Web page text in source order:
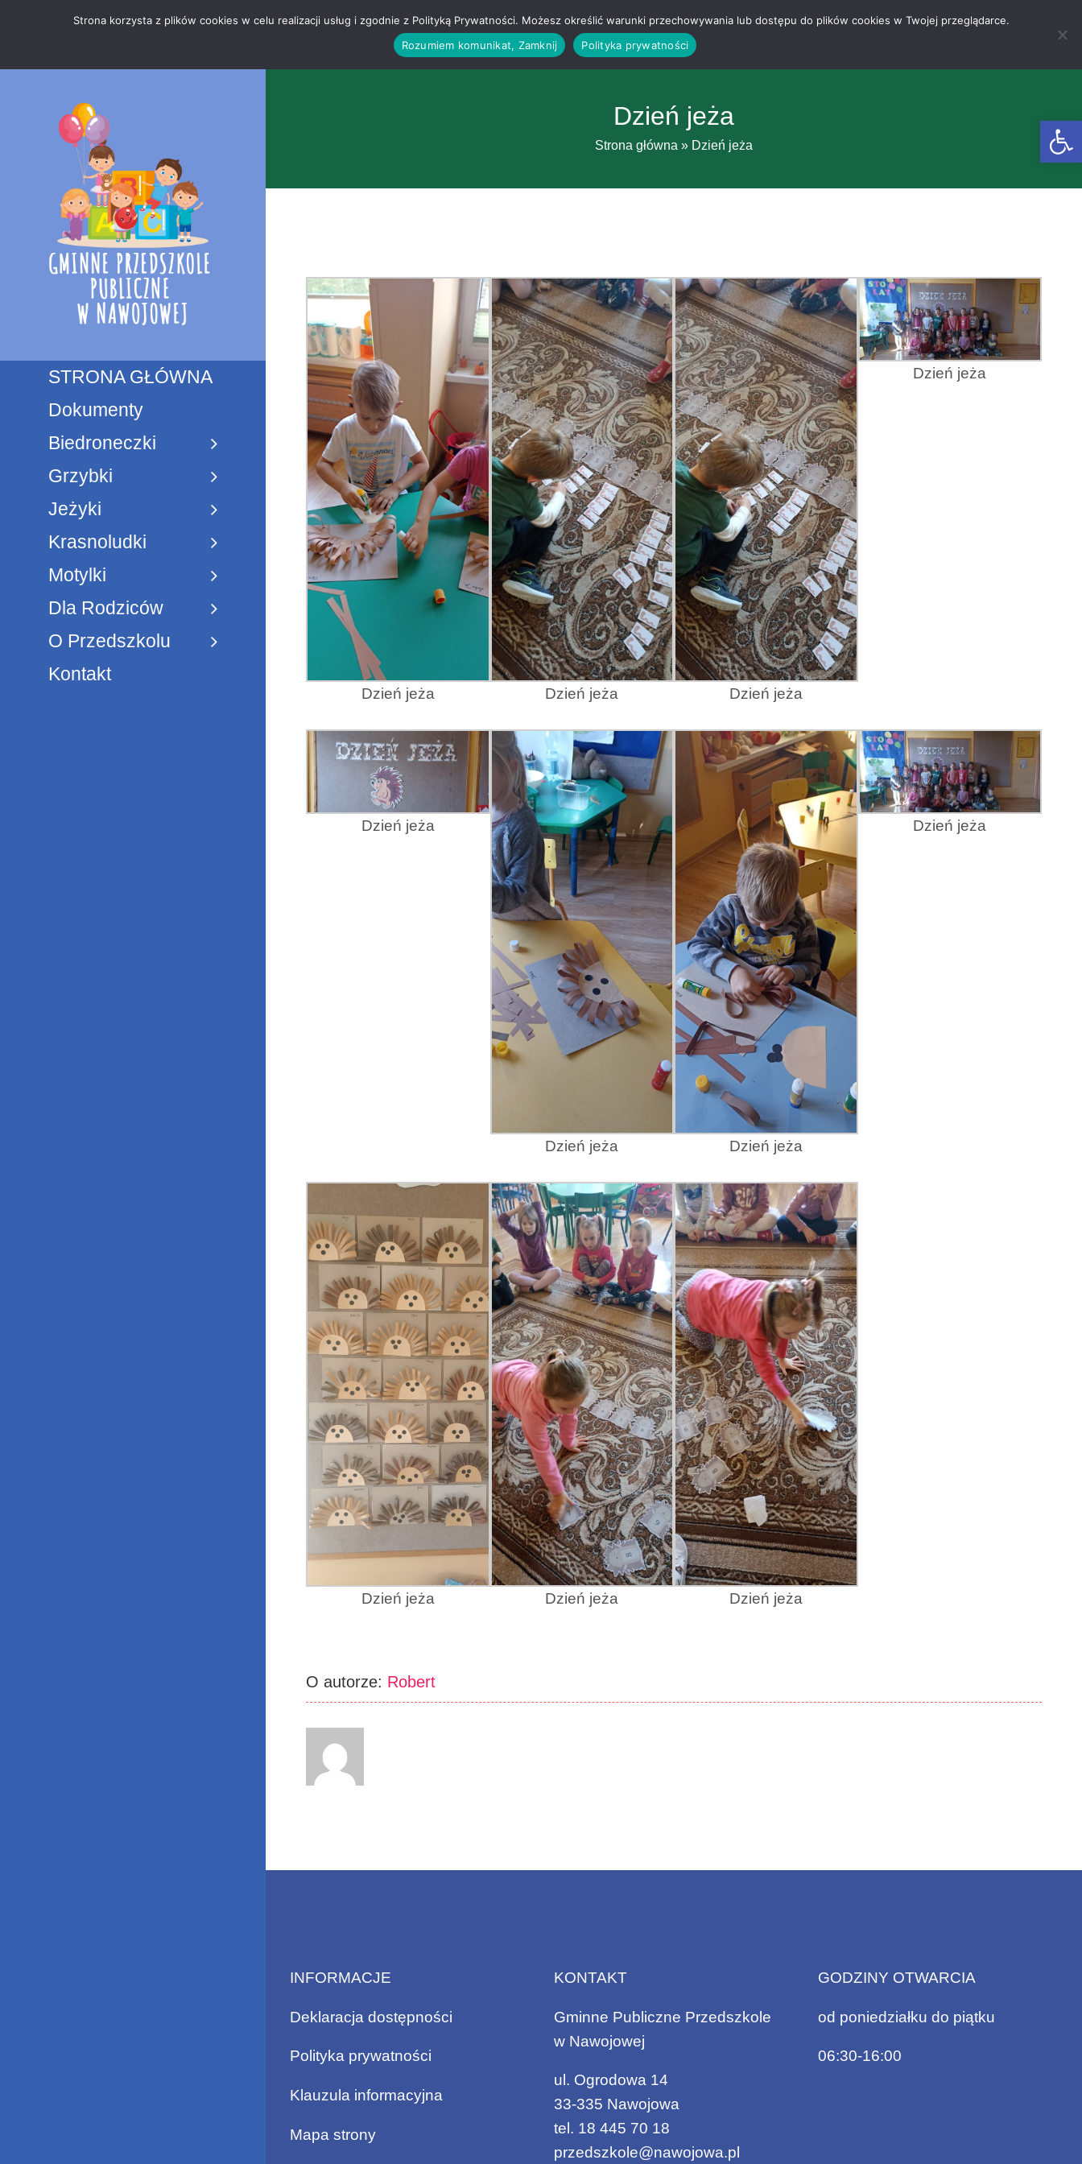
STRONA GŁÓWNA
Dokumenty
Biedroneczki
Grzybki
Jeżyki
Krasnoludki
Motylki
Dla Rodziców
O Przedszkolu
Kontakt
Dzień jeża
Strona główna » Dzień jeża
Dzień jeża Dzień jeża Dzień jeża
Dzień jeża
Dzień jeża
Dzień jeża Dzień jeża
Dzień jeża
Dzień jeża Dzień jeża Dzień jeża
O autorze: Robert
INFORMACJE
Deklaracja dostępności
Polityka prywatności
Klauzula informacyjna
Mapa strony
KONTAKT
Gminne Publiczne Przedszkole
w Nawojowej
ul. Ogrodowa 14
33-335 Nawojowa
tel. 18 445 70 18
przedszkole@nawojowa.pl
GODZINY OTWARCIA
od poniedziałku do piątku
06:30-16:00
Strona korzysta z plików cookies w celu realizacji usług i zgodnie z Polityką Prywatności. Możesz określić warunki przechowywania lub dostępu do plików cookies w Twojej przeglądarce.
Rozumiem komunikat, Zamknij
Polityka prywatności